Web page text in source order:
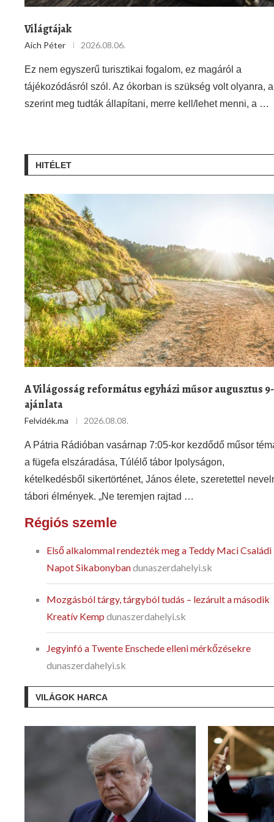
Világtájak
Aich Péter 2026.08.06.
Ez nem egyszerű turisztikai fogalom, ez magáról a
tájékozódásról szól. Az ókorban is szükség volt olyanra,
szerint meg tudták állapítani, merre kell/lehet menni, a …
HITÉLET
A Világosság református egyházi műsor augusztus
ajánlata
Felvidék.ma 2026.08.08.
A Pátria Rádióban vasárnap 7:05-kor kezdődő műsor
a fügefa elszáradása, Túlélő tábor Ipolyságon,
kételkedésből sikertörténet, János élete, szeretettel
tábori élmények. „Ne teremjen rajtad …
Régiós szemle
Első alkalommal rendezték meg a Teddy Maci Családi
Napot Sikabonybandunaszerdahelyi.sk
Mozgásból tárgy, tárgyból tudás – lezárult a második
Kreatív Kemp dunaszerdahelyi.sk
Jegyinfó a Twente Enschede elleni mérkőzésekre
dunaszerdahelyi.sk
VILÁGOK HARCA